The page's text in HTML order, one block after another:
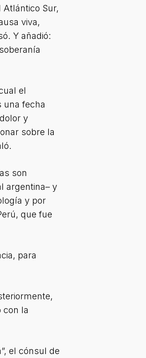
Sur,
viva,
Y añadió:
el
una fecha
y
sobre la
son
argentina– y
y por
que fue
para
con la
el cónsul de